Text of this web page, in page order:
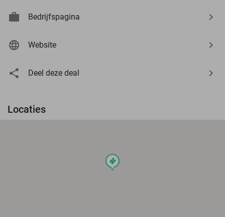
Bedrijfspagina
Website
Deel deze deal
Locaties
events